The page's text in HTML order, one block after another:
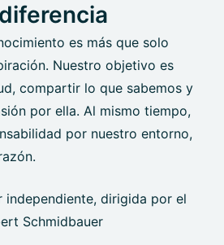
es más que solo
Nuestro objetivo es
compartir lo que sabemos y
por ella. Al mismo tiempo,
por nuestro entorno,
independiente, dirigida por el
Schmidbauer